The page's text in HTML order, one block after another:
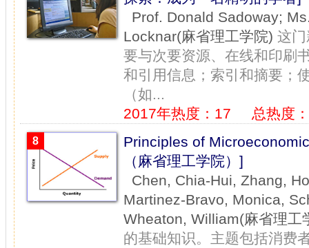
Prof. Donald Sadoway;
Locknar(麻省理工学院) 这
要与次要资源、在线和印刷
和引用信息；索引和摘要；
（如...
2017年热度：17
总热度
8
Principles of
（麻省理工学院）]
Chen, Chia-Hui, Zhang,
Martinez-Bravo, Monica,
Wheaton, William(麻省理工
的基础知识。主题包括消费